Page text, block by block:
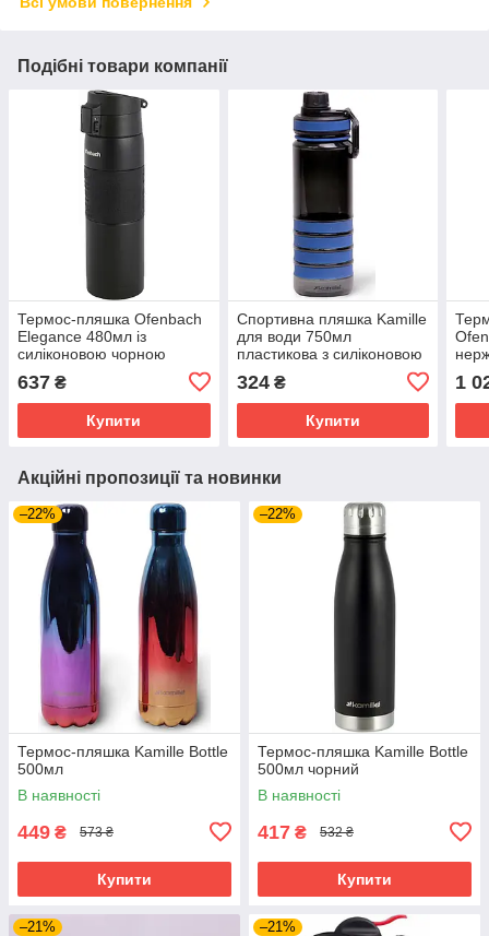
Подібні товари компанії
Термос-пляшка Ofenbach
Elegance 480мл із
силіконовою чорною
637 ₴
Купити
Спортивна пляшка Kamille
для води 750мл
пластикова з силіконовою
324₴
Купити
1
Акційні пропозиції та новинки
–22%
Термос-пляшка Kamille Bottle
500мл
В наявності
449 ₴ 573 ₴
Купити
–22%
Термос-пляшка Kamille Bottle
500мл чорний
В наявності
417 ₴ 532 ₴
Купити
–21% –21%